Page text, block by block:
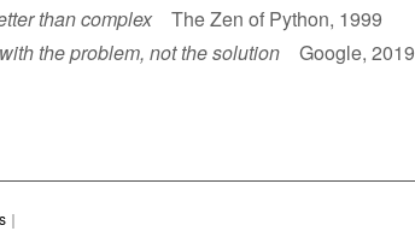
than complexThe Zen of Python, 1999
the problem, not the solutionGoogle, 2019
｜